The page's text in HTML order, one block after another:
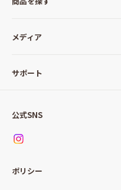
全ての商品
サラダ
パッケージサラダ
調味料
メディア
Qummy(キユーミー)について
サポート
お問い合わせ
公式SNS
ポリシー